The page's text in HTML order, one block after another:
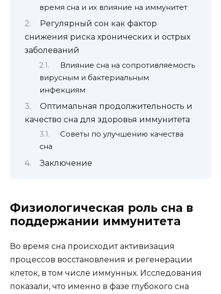
время сна и их влияние на иммунитет
Регулярный сон как фактор
снижения риска хронических и острых
заболеваний
Влияние сна на сопротивляемость
вирусным и бактериальным
инфекциям
Оптимальная продолжительность и
качество сна для здоровья иммунитета
Советы по улучшению качества
сна
Заключение
Физиологическая роль сна в
поддержании иммунитета
Во время сна происходит активизация
процессов восстановления и регенерации
клеток, в том числе иммунных. Исследования
показали, что именно в фазе глубокого сна